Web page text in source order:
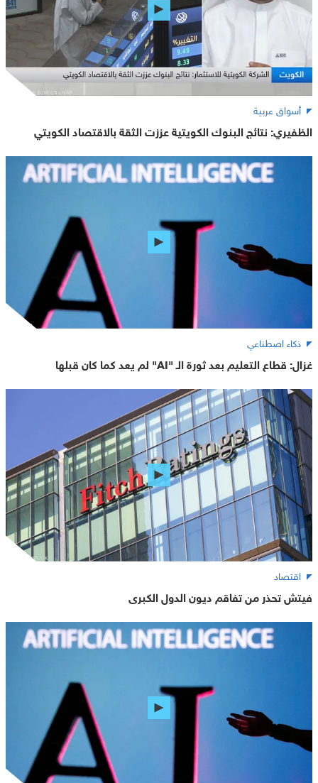
أسواق عربية
الظفيري: نتائج البنوك الكويتية عززت الثقة بالاقتصاد الكويتي
ذكاء اصطناعي
غزال: قطاع التعليم بعد ثورة الـ "AI" لم يعد كما كان قبلها
اقتصاد
فيتش تحذر من تفاقم ديون الدول الكبرى